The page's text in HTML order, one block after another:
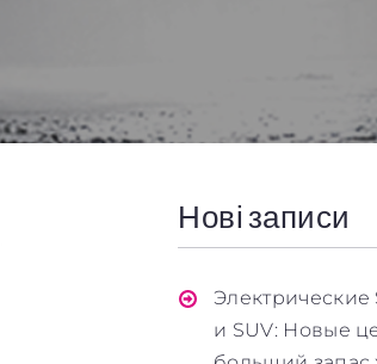
Нові записи
Электрические
и SUV: Новые